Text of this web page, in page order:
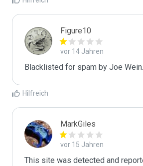
Figure10
vor 14 Jahren
Blacklisted for spam by Joe Wein.
Hilfreich
MarkGiles
vor 15 Jahren
This site was detected and